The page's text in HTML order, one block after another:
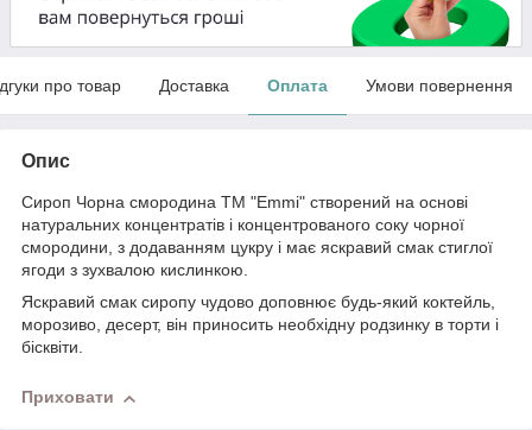
про товар Доставка Оплата Умови повернення
Опис
Сироп Чорна смородина ТМ "Emmi" створений на основі
натуральних концентратів і концентрованого соку чорної
смородини, з додаванням цукру і має яскравий смак стиглої
ягоди з зухвалою кислинкою.
Яскравий смак сиропу чудово доповнює будь-який коктейль,
морозиво, десерт, він приносить необхідну родзинку в торти і
бісквіти.
Приховати